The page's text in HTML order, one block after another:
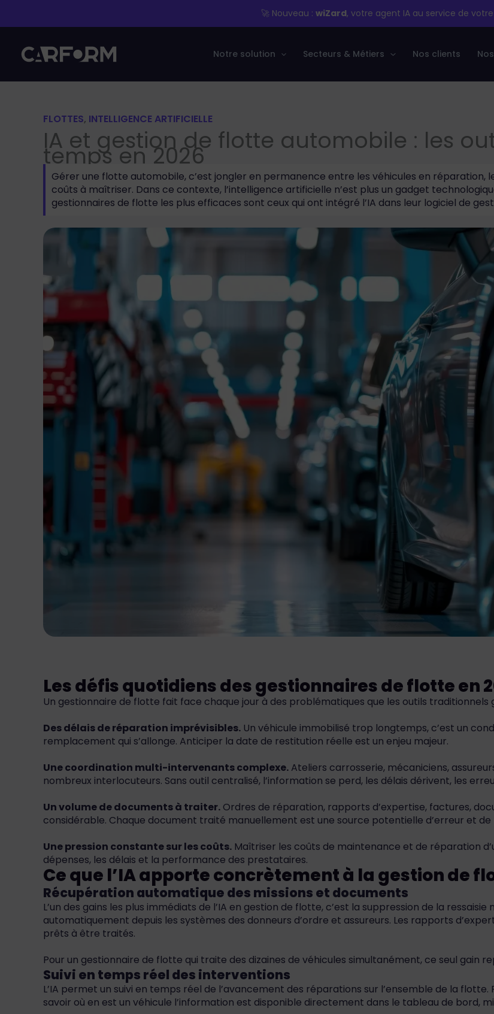
🚀 Nouveau : wiZard, votre agent IA au service de
Notre solution Secteurs & Métiers Nos clients
FLOTTES, INTELLIGENCE ARTIFICIELLE
IA et gestion de flotte automobile : les
temps en 2026
Gérer une flotte automobile, c’est jongler en permanence entre les véhicules en réparation,
coûts à maîtriser. Dans ce contexte, l’intelligence artificielle n’est plus un gadget
gestionnaires de flotte les plus efficaces sont ceux qui ont intégré l’IA dans leur logiciel de
Les défis quotidiens des gestionnaires de flotte en
Un gestionnaire de flotte fait face chaque jour à des problématiques que les outils traditionnels
Des délais de réparation imprévisibles. Un véhicule immobilisé trop longtemps, c’est un
remplacement qui s’allonge. Anticiper la date de restitution réelle est un enjeu majeur.
Une coordination multi-intervenants complexe. Ateliers carrosserie, mécaniciens,
nombreux interlocuteurs. Sans outil centralisé, l’information se perd, les délais dérivent, les
Un volume de documents à traiter. Ordres de réparation, rapports d’expertise, factures,
considérable. Chaque document traité manuellement est une source potentielle d’erreur et
Une pression constante sur les coûts. Maîtriser les coûts de maintenance et de réparation
dépenses, les délais et la performance des prestataires.
Ce que l’IA apporte concrètement à la gestion de
Récupération automatique des missions et documents
L’un des gains les plus immédiats de l’IA en gestion de flotte, c’est la suppression de la
automatiquement depuis les systèmes des donneurs d’ordre et assureurs. Les rapports
prêts à être traités.
Pour un gestionnaire de flotte qui traite des dizaines de véhicules simultanément, ce seul gain
Suivi en temps réel des interventions
L’IA permet un suivi en temps réel de l’avancement des réparations sur l’ensemble de la
savoir où en est un véhicule l’information est disponible directement dans le tableau de bord,